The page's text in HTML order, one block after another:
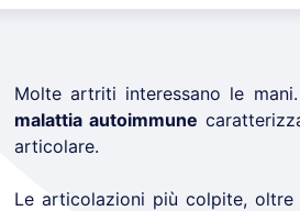
Molte artriti interessano le
malattia autoimmune
articolare.
Le articolazioni più colpite,